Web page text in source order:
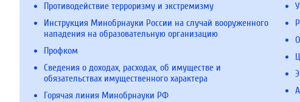
Противодействие терроризму и экстремизму
Инструкция Минобрнауки России на случай вооруженного
нападения на образовательную организацию
Профком
Сведения о доходах, расходах, об имуществе и
обязательствах имущественного характера
Горячая линия Минобрнауки РФ